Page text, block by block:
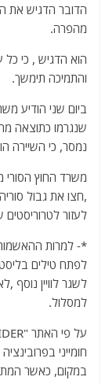
הדובר הדגיש את
מהפרה.
הוא הדגיש , כי כל
והתמיכה תימשך.
ביום שני הודיע
שנגרמו כתוצאה
נמסר, כי השיירה
משרד החוץ הסורי
,חצו את גבול סוריה
לעזור
*- למרות ההאשמות
לפתח טילים
לשגר לוויין נוסף
למסלול.
חומייני
במקום, כאשר